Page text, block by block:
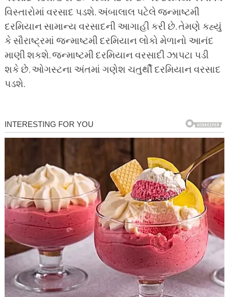
વિસ્તારોમાં વરસાદ પડશે. અંબાલાલ પટેલે જન્માષ્ટમી
દરમિયાન સામાન્ય વરસાદની આગાહી કરી છે. તેમણે કહ્યું
કે સૌરાષ્ટ્રમાં જન્માષ્ટમી દરમિયાન લોકો મેળાનો આનંદ
માણી શકશે. જન્માષ્ટમી દરમિયાન વરસાદી ઝાપટા પડી
શકે છે. ઓગસ્ટના અંતમાં ગણેશ ચતુર્થી દરમિયાન વરસાદ
પડશે.